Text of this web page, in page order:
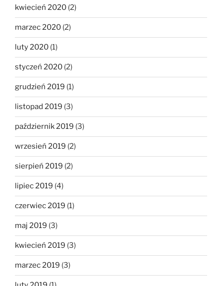
kwiecień 2020 (2)
marzec 2020 (2)
luty 2020 (1)
styczeń 2020 (2)
grudzień 2019 (1)
listopad 2019 (3)
październik 2019 (3)
wrzesień 2019 (2)
sierpień 2019 (2)
lipiec 2019 (4)
czerwiec 2019 (1)
maj 2019 (3)
kwiecień 2019 (3)
marzec 2019 (3)